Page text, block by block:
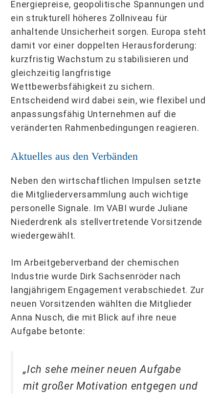
Energiepreise, geopolitische Spannungen und
ein strukturell höheres Zollniveau für
anhaltende Unsicherheit sorgen. Europa steht
damit vor einer doppelten Herausforderung:
kurzfristig Wachstum zu stabilisieren und
gleichzeitig langfristige
Wettbewerbsfähigkeit zu sichern.
Entscheidend wird dabei sein, wie flexibel und
anpassungsfähig Unternehmen auf die
veränderten Rahmenbedingungen reagieren.
Aktuelles aus den Verbänden
Neben den wirtschaftlichen Impulsen setzte
die Mitgliederversammlung auch wichtige
personelle Signale. Im VABI wurde Juliane
Niederdrenk als stellvertretende Vorsitzende
wiedergewählt.
Im Arbeitgeberverband der chemischen
Industrie wurde Dirk Sachsenröder nach
langjährigem Engagement verabschiedet. Zur
neuen Vorsitzenden wählten die Mitglieder
Anna Nusch, die mit Blick auf ihre neue
Aufgabe betonte:
„Ich sehe meiner neuen Aufgabe
mit großer Motivation entgegen und